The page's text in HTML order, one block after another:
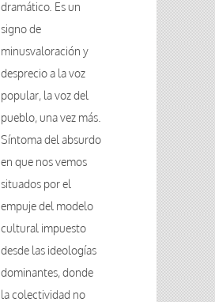
dramático. Es un
signo de
minusvaloración y
desprecio a la voz
popular, la voz del
pueblo, una vez más.
Síntoma del absurdo
en que nos vemos
situados por el
empuje del modelo
cultural impuesto
desde las ideologías
dominantes, donde
la colectividad no